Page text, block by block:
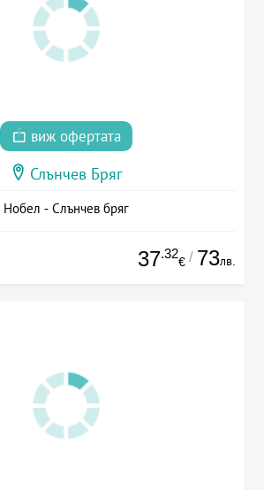
виж офертата
Слънчев Бряг
Нобел - Слънчев бряг
37.32
€ / 73лв.